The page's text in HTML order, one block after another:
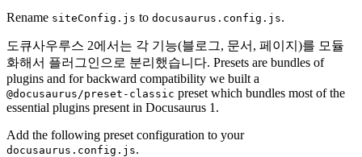
Rename siteConfig.js to docusaurus.config.js.
도큐사우루스 2에서는 각 기능(블로그, 문서, 페이지)를 모듈
화해서 플러그인으로 분리했습니다. Presets are bundles of
plugins and for backward compatibility we built a
@docusaurus/preset-classic preset which bundles most of the
essential plugins present in Docusaurus 1.
Add the following preset configuration to your
docusaurus.config.js.